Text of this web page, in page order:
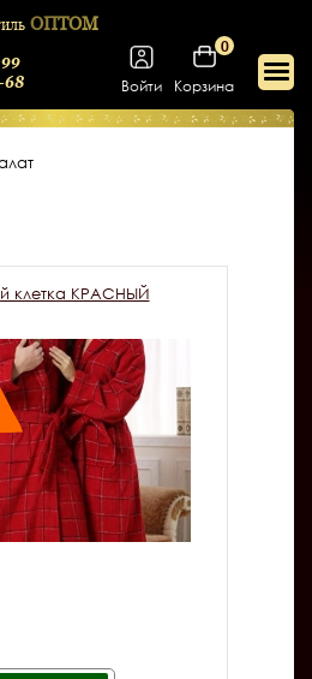
ОПТОМ
68
Войти Корзина
0
клетка КРАСНЫЙ